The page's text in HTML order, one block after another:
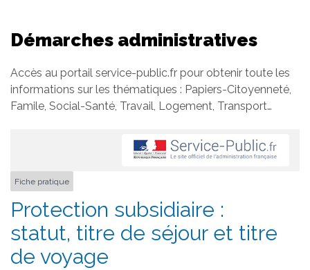
Démarches administratives
Accès au portail service-public.fr pour obtenir toute les
informations sur les thématiques : Papiers-Citoyenneté,
Famile, Social-Santé, Travail, Logement, Transport…
Fiche pratique
Protection subsidiaire :
statut, titre de séjour et titre
de voyage